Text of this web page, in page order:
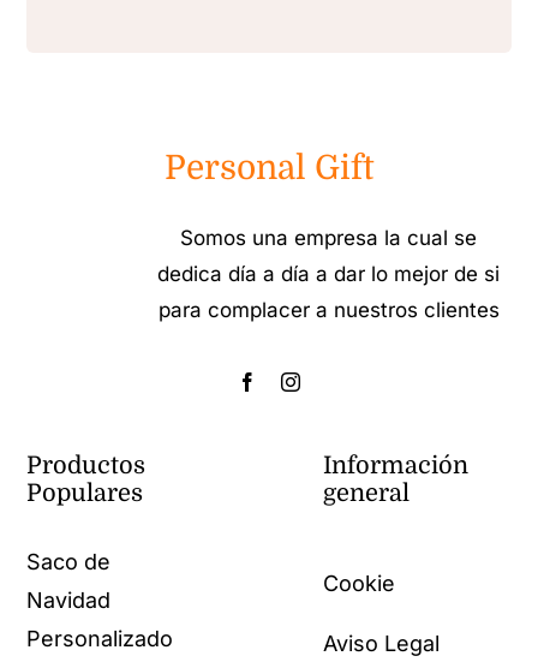
Personal Gift
Somos una empresa la cual se
dedica día a día a dar lo mejor de si
para complacer a nuestros clientes
Productos
Populares
Saco de
Navidad
Personalizado
Información
general
Cookie
Aviso Legal